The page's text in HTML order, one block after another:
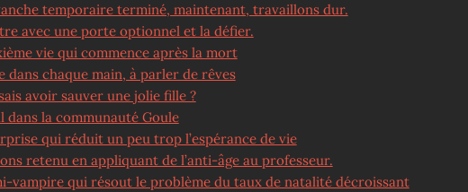
temporaire terminé, maintenant, travaillons dur.
avec une porte optionnel et la défier.
vie qui commence après la mort
dans chaque main, à parler de rêves
avoir sauver une jolie fille ?
dans la communauté Goule
qui réduit un peu trop l’espérance de vie
retenu en appliquant de l’anti-âge au professeur.
vampire qui résout le problème du taux de natalité décroissant